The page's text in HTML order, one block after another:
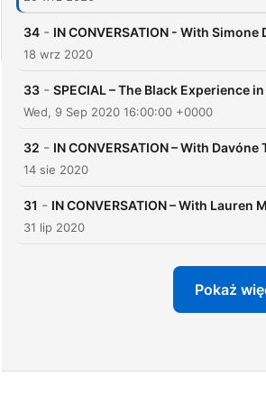
34 - IN CONVERSATION - With
18 wrz 2020
33 - SPECIAL – The Black Experience
Wed, 9 Sep 2020 16:00:00 +0000
32 - IN CONVERSATION – With Davóne
14 sie 2020
31 - IN CONVERSATION – With Lauren
31 lip 2020
Pokaż